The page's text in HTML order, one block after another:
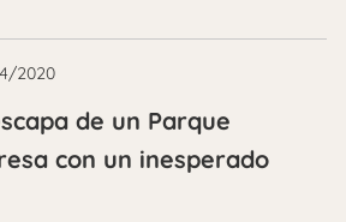
2020
de un Parque
con un inesperado